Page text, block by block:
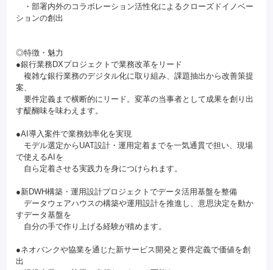
・部署内外のコラボレーション活性化によるクローズドイノベー
ションの創出
◎特徴・魅力
●銀行業務DXプロジェクトで業務改革をリード
複雑な銀行業務のデジタル化に取り組み、課題抽出から改善策提
案、
要件定義まで横断的にリード。変革の当事者として成果を創り出
す醍醐味を味わえます。
●AI導入案件で業務効率化を実現
モデル選定からUAT設計・運用定着までを一気通貫で担い、現場
で使えるAIを
自ら定着させる実践力を身につけられます。
●新DWH構築・運用設計プロジェクトでデータ活用基盤を整備
データウェアハウスの構築や運用設計を推進し、意思決定を動か
すデータ基盤を
自分の手で作り上げる経験が積めます。
●ネオバンクや協業を通じた新サービス開発と要件定義で価値を創
出